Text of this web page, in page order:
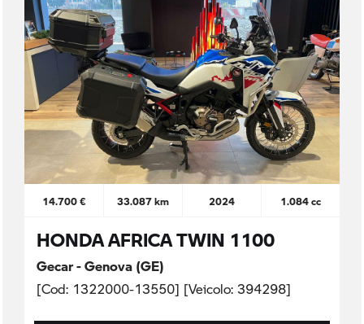
14.700 € 33.087 km 2024 1.084 cc
HONDA AFRICA TWIN 1100
Gecar - Genova (GE)
[Cod: 1322000-13550] [Veicolo: 394298]